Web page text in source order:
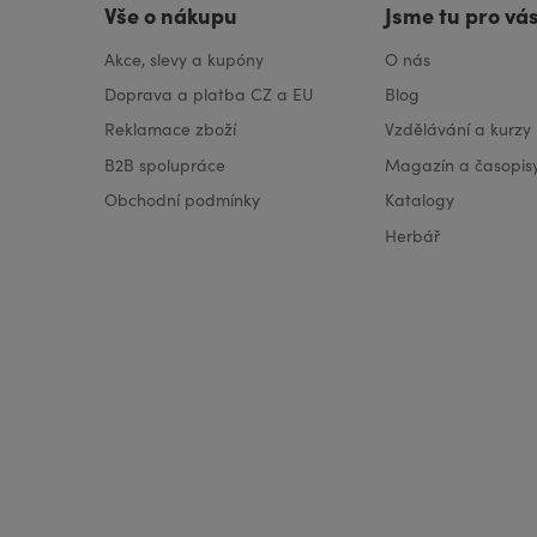
Vše o nákupu
Akce, slevy a kupóny
Doprava a platba CZ a EU
Reklamace zboží
B2B spolupráce
Obchodní podmínky
Jsme tu pro vás
O nás
Blog
Vzdělávání a kurzy
Magazín a
Katalogy
Herbář